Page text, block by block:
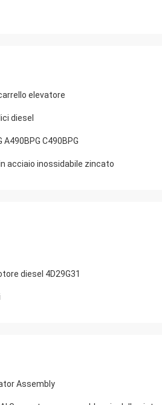
elevatore
diesel
C490BPG
acciaio inossidabile zincato
diesel 4D29G31
Assembly